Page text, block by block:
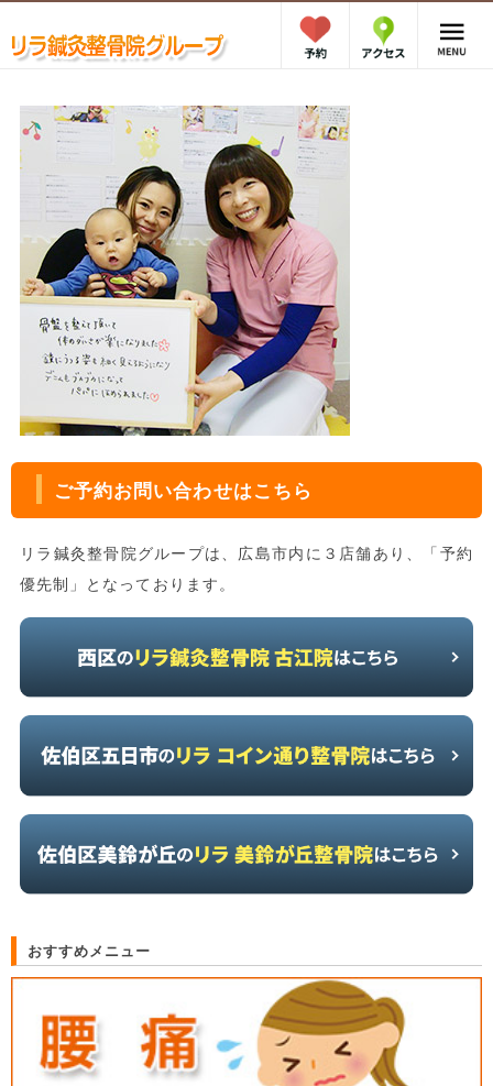
ご予約お問い合わせはこちら
リラ鍼灸整骨院グループは、広島市内に３店舗あり、「予約
優先制」となっております。
おすすめメニュー